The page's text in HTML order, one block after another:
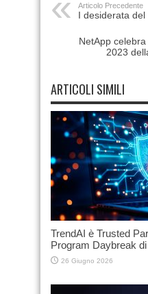
Articolo Precedente
I desiderata del
NetApp celebra
2023
ARTICOLI SIMILI
TrendAI è Trusted
Program Daybreak
26 Giugno 2026